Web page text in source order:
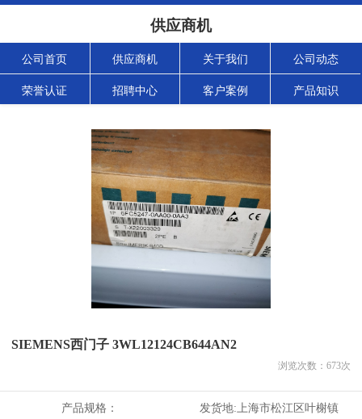
供应商机
公司首页 供应商机 关于我们 公司动态
荣誉认证 招聘中心 客户案例 产品知识
SIEMENS西门子 3WL12124CB644AN2
浏览次数： 673次
产品规格： 发货地: 上海市松江区叶榭镇